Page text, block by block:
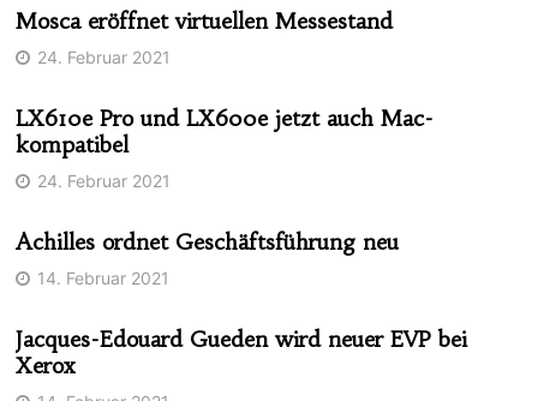
Mosca eröffnet virtuellen Messestand
24. Februar 2021
LX610e Pro und LX600e jetzt auch Mac-
kompatibel
24. Februar 2021
Achilles ordnet Geschäftsführung neu
14. Februar 2021
Jacques-Edouard Gueden wird neuer EVP bei
Xerox